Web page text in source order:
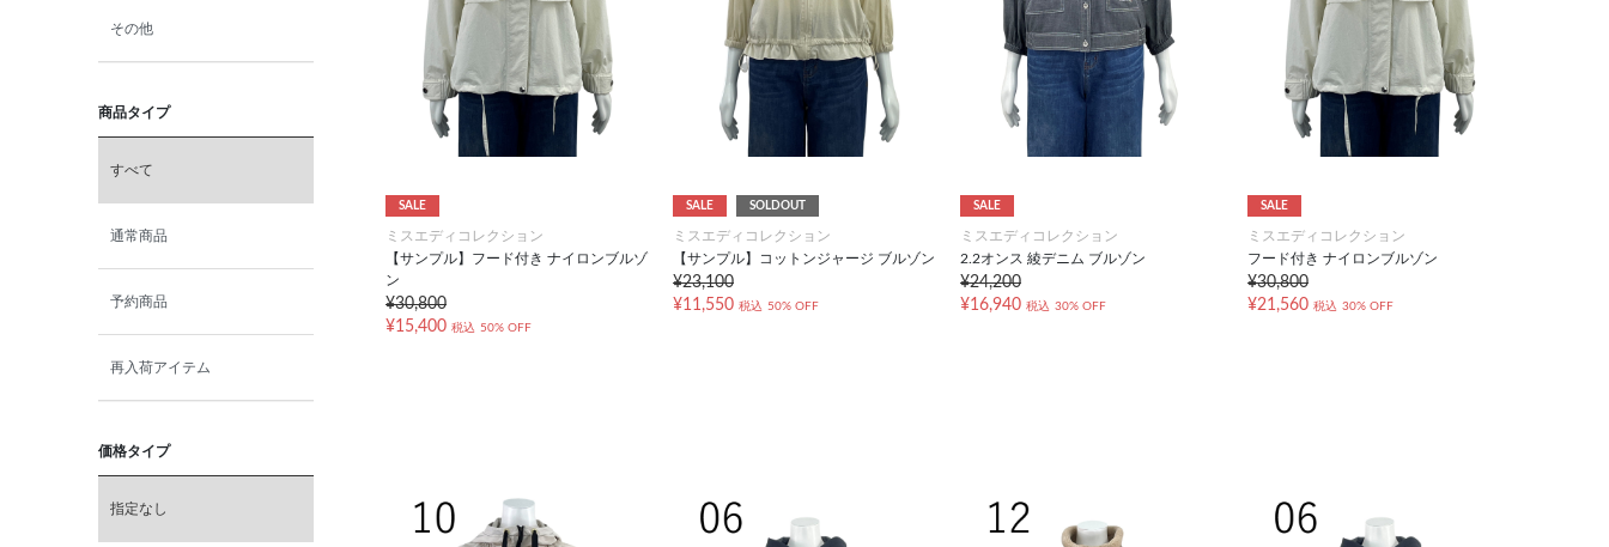
その他
商品タイプ
すべて
通常商品
予約商品
再入荷アイテム
価格タイプ
指定なし
SALE
ミスエディコレクション
【サンプル】フード付き ナイロンブルゾ
ン
¥30,800
¥15,400 税込 50% OFF
SALE SOLDOUT
ミスエディコレクション
【サンプル】コットンジャージ ブルゾン
¥23,100
¥11,550 税込 50% OFF
SALE
ミスエディコレクション
2.2オンス 綾デニム ブルゾン
¥24,200
¥16,940 税込 30% OFF
SALE
ミスエディコレクション
フード付き ナイロンブルゾン
¥30,800
¥21,560 税込 30% OFF